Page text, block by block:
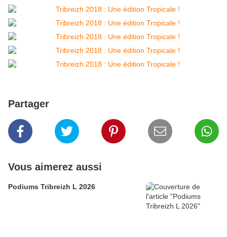
Partager
Vous aimerez aussi
Podiums Tribreizh L 2026